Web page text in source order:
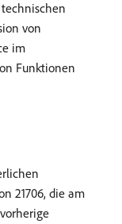
von
im
Funktionen
21706, die am